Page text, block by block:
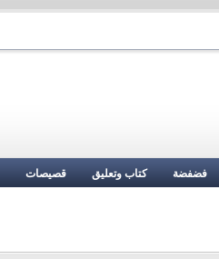
فضفضة كتاب وتعليق قصيصات